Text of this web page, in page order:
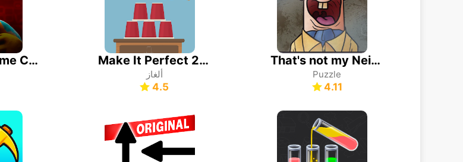
Poppy Playtime Chapter 4 Make It Perfect 2 (Official)
ألغاز
4.5
That's not my Neighbor
Puzzle
4.11